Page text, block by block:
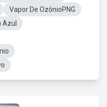
Vapor De OzônioPNG